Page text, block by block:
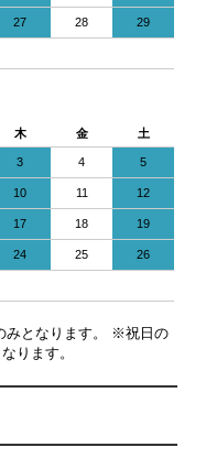
27 28 29
木 金 土
3 4 5
10 11 12
17 18 19
24 25 26
みとなります。 ※祝日の
ります。